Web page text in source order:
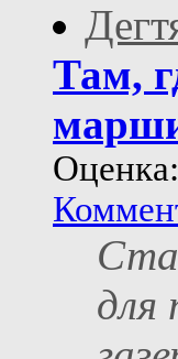
Там,
Оценка:
для